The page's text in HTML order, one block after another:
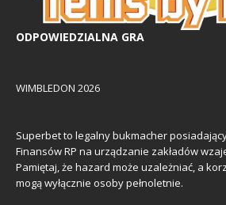
ODPOWIEDZIALNA GRA
WIMBLEDON 2026
Superbet to legalny bukmacher
Finansów RP na urządzanie zakładów
Pamiętaj, że hazard może uzależniać, a
mogą wyłącznie osoby pełnoletnie.